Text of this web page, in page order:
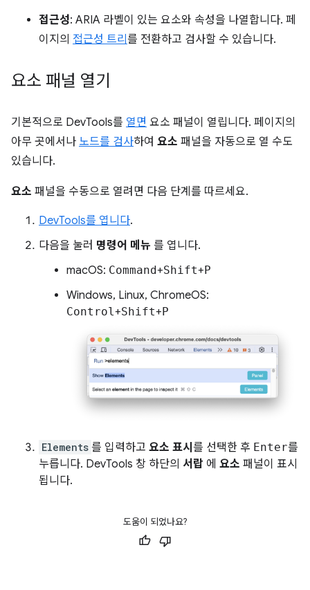
접근성: ARIA 라벨이 있는 요소와 속성을 나열합니다. 페
이지의 접근성 트리 를 전환하고 검사할 수 있습니다.
요소 패널 열기
기본적으로 DevTools를 열면 요소 패널이 열립니다. 페이지의
아무 곳에서나 노드를 검사하여 요소 패널을 자동으로 열 수도
있습니다.
요소 패널을 수동으로 열려면 다음 단계를 따르세요.
DevTools를 엽니다.
다음을 눌러 명령어 메뉴 를 엽니다.
macOS: Command+Shift+P
Windows, Linux, ChromeOS:
Control+Shift+P
Elements 를 입력하고 요소 표시 를 선택한 후 Enter를
누릅니다. DevTools 창 하단의 서랍 에 요소 패널이 표시
됩니다.
도움이 되었나요?